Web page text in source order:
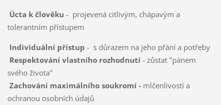
Úcta k člověku - projevená citlivým, chápavým a
tolerantním přístupem
Individuální přístup - s důrazem na jeho přání a potřeby
Respektování vlastního rozhodnutí - zůstat "pánem
svého života"
Zachování maximálního soukromí - mlčenlivostí a
ochranou osobních údajů